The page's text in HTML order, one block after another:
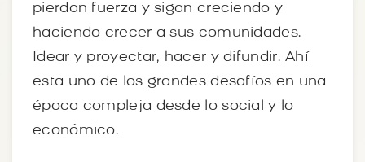
pierdan fuerza y sigan creciendo y
haciendo crecer a sus comunidades.
Idear y proyectar, hacer y difundir. Ahí
esta uno de los grandes desafíos en una
época compleja desde lo social y lo
económico.